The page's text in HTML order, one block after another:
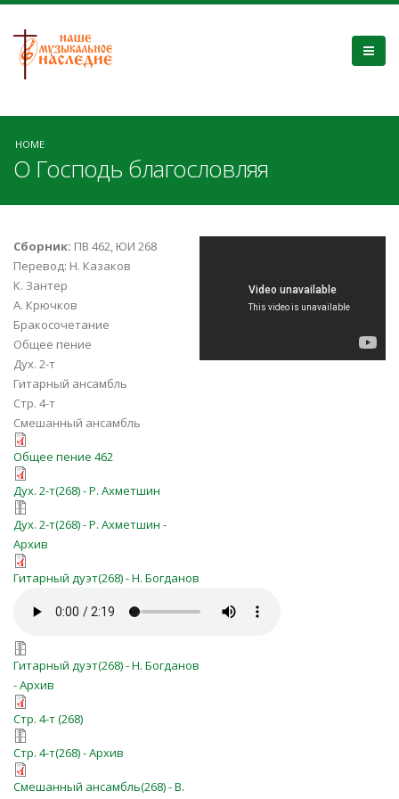
HOME
О Господь благословляя
Сборник: ПВ 462, ЮИ 268
Перевод: Н. Казаков
К. Зантер
А. Крючков
Бракосочетание
Общее пение
Дух. 2-т
Гитарный ансамбль
Стр. 4-т
Смешанный ансамбль
Общее пение 462
o_Gospodj_blagoslovlyaya_duh.pdf
Дух. 2-т(268) - Р. Ахметшин
o_Gospodj_blagoslovlyaya_duh.7z
Дух. 2-т(268) - Р. Ахметшин -
Архив
o_Gospod_blagoslovlyaya_P-ra.pdf
Гитарный дуэт(268) - Н. Богданов
o_Gospod_blagoslovlyaya.mp3
o_Gospod_blagoslovlyaya.7z
Гитарный дуэт(268) - Н. Богданов
- Архив
o_Gospodj_blagoslovlyaya_skr.pdf
Стр. 4-т (268)
o_Gospodj_blagoslovlyaya_skr.7z
Стр. 4-т(268) - Архив
Смешанный ансамбль(268) - В.
благословляя.